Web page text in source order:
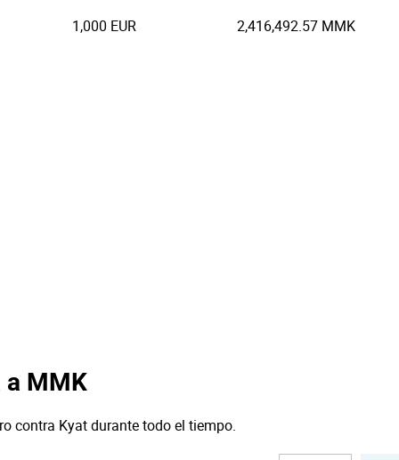
1,000 EUR 2,416,492.57 MMK
a MMK
contra Kyat durante todo el tiempo.